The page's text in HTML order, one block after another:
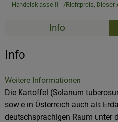
Über Grünland
Blog
Handelsklasse II
Richtpreis, Dieser
Info
Info
Weitere Informationen
Die Kartoffel (Solanum
sowie in Österreich auch als
deutschsprachigen Raum unter